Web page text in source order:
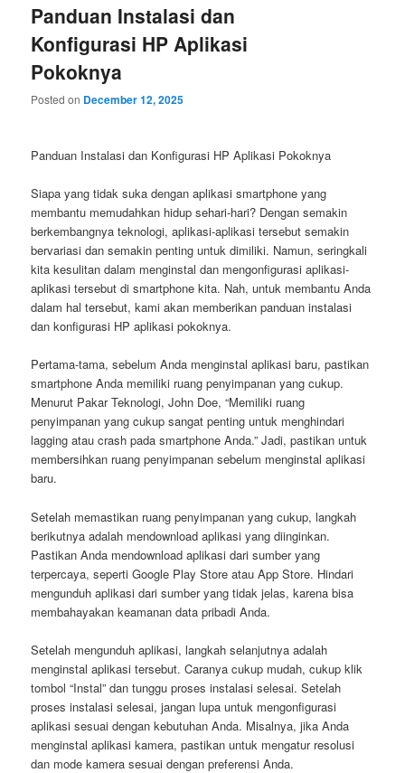
Panduan Instalasi dan
Konfigurasi HP Aplikasi
Pokoknya
Posted on December 12, 2025
Panduan Instalasi dan Konfigurasi HP Aplikasi Pokoknya
Siapa yang tidak suka dengan aplikasi smartphone yang
membantu memudahkan hidup sehari-hari? Dengan semakin
berkembangnya teknologi, aplikasi-aplikasi tersebut semakin
bervariasi dan semakin penting untuk dimiliki. Namun, seringkali
kita kesulitan dalam menginstal dan mengonfigurasi aplikasi-
aplikasi tersebut di smartphone kita. Nah, untuk membantu Anda
dalam hal tersebut, kami akan memberikan panduan instalasi
dan konfigurasi HP aplikasi pokoknya.
Pertama-tama, sebelum Anda menginstal aplikasi baru, pastikan
smartphone Anda memiliki ruang penyimpanan yang cukup.
Menurut Pakar Teknologi, John Doe, “Memiliki ruang
penyimpanan yang cukup sangat penting untuk menghindari
lagging atau crash pada smartphone Anda.” Jadi, pastikan untuk
membersihkan ruang penyimpanan sebelum menginstal aplikasi
baru.
Setelah memastikan ruang penyimpanan yang cukup, langkah
berikutnya adalah mendownload aplikasi yang diinginkan.
Pastikan Anda mendownload aplikasi dari sumber yang
terpercaya, seperti Google Play Store atau App Store. Hindari
mengunduh aplikasi dari sumber yang tidak jelas, karena bisa
membahayakan keamanan data pribadi Anda.
Setelah mengunduh aplikasi, langkah selanjutnya adalah
menginstal aplikasi tersebut. Caranya cukup mudah, cukup klik
tombol “Instal” dan tunggu proses instalasi selesai. Setelah
proses instalasi selesai, jangan lupa untuk mengonfigurasi
aplikasi sesuai dengan kebutuhan Anda. Misalnya, jika Anda
menginstal aplikasi kamera, pastikan untuk mengatur resolusi
dan mode kamera sesuai dengan preferensi Anda.